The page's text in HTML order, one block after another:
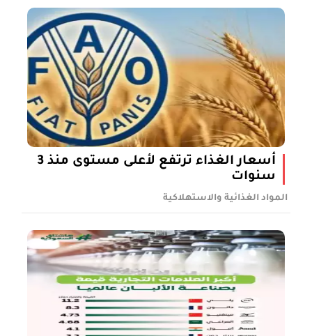
أسعار الغذاء ترتفع لأعلى مستوى منذ 3
سنوات
المواد الغذائية والاستهلاكية